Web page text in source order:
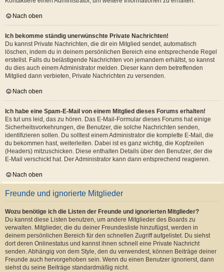
Nach oben
Ich bekomme ständig unerwünschte Private Nachrichten!
Du kannst Private Nachrichten, die dir ein Mitglied sendet, automatisch
löschen, indem du in deinem persönlichen Bereich eine entsprechende Regel
erstellst. Falls du belästigende Nachrichten von jemandem erhältst, so kannst
du dies auch einem Administrator melden. Dieser kann dem betreffenden
Mitglied dann verbieten, Private Nachrichten zu versenden.
Nach oben
Ich habe eine Spam-E-Mail von einem Mitglied dieses Forums erhalten!
Es tut uns leid, das zu hören. Das E-Mail-Formular dieses Forums hat einige
Sicherheitsvorkehrungen, die Benutzer, die solche Nachrichten senden,
identifizieren sollen. Du solltest einem Administrator die komplette E-Mail, die
du bekommen hast, weiterleiten. Dabei ist es ganz wichtig, die Kopfzeilen
(Headers) mitzuschicken. Diese enthalten Details über den Benutzer, der die
E-Mail verschickt hat. Der Administrator kann dann entsprechend reagieren.
Nach oben
Freunde und ignorierte Mitglieder
Wozu benötige ich die Listen der Freunde und ignorierten Mitglieder?
Du kannst diese Listen benutzen, um andere Mitglieder des Boards zu
verwalten. Mitglieder, die du deiner Freundesliste hinzufügst, werden in
deinem persönlichen Bereich für den schnellen Zugriff aufgelistet. Du siehst
dort deren Onlinestatus und kannst ihnen schnell eine Private Nachricht
senden. Abhängig von dem Style, den du verwendest, können Beiträge deiner
Freunde auch hervorgehoben sein. Wenn du einen Benutzer ignorierst, dann
siehst du seine Beiträge standardmäßig nicht.